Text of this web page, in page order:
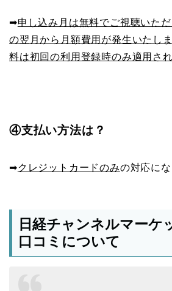
➡︎申し込み月は無料でご視聴いた
の翌月から月額費用が発生いたし
料は初回の利用登録時のみ適用され
④支払い方法は？
➡︎クレジットカードのみの対応にな
日経チャンネルマーケ
口コミについて